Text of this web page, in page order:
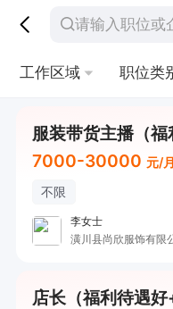
工作区域 职位类
服装带货主播（
7000-30000 元/月
不限
李女士
潢川县尚欣服饰有限
店长（福利待遇好